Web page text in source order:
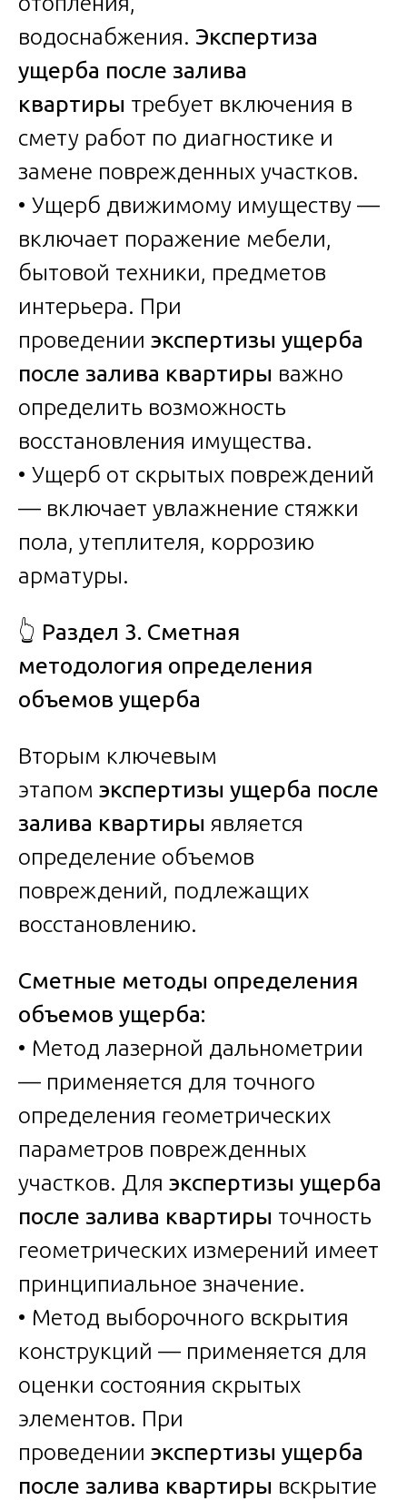
водоснабжения. Экспертиза
ущерба после залива
квартиры требует включения в
смету работ по диагностике и
замене поврежденных участков.
• Ущерб движимому имуществу —
включает поражение мебели,
бытовой техники, предметов
интерьера. При
проведении экспертизы ущерба
после залива квартиры важно
определить возможность
восстановления имущества.
• Ущерб от скрытых повреждений
— включает увлажнение стяжки
пола, утеплителя, коррозию
арматуры.
👆 Раздел 3. Сметная
методология определения
объемов ущерба
Вторым ключевым
этапом экспертизы ущерба после
залива квартиры является
определение объемов
повреждений, подлежащих
восстановлению.
Сметные методы определения
объемов ущерба:
• Метод лазерной дальнометрии
— применяется для точного
определения геометрических
параметров поврежденных
участков. Для экспертизы ущерба
после залива квартиры точность
геометрических измерений имеет
принципиальное значение.
• Метод выборочного вскрытия
конструкций — применяется для
оценки состояния скрытых
элементов. При
проведении экспертизы ущерба
после залива квартиры вскрытие